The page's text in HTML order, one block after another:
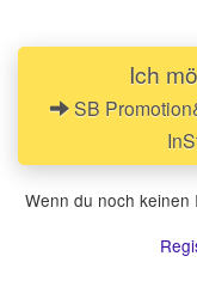
Ich
SB
Wenn du noch keinen